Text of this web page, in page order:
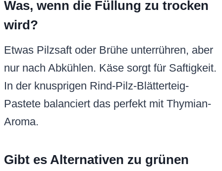
Was, wenn die Füllung zu trocken
wird?
Etwas Pilzsaft oder Brühe unterrühren, aber
nur nach Abkühlen. Käse sorgt für Saftigkeit.
In der knusprigen Rind-Pilz-Blätterteig-
Pastete balanciert das perfekt mit Thymian-
Aroma.
Gibt es Alternativen zu grünen